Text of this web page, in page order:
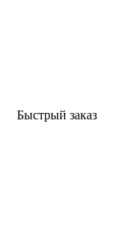
Быстрый заказ